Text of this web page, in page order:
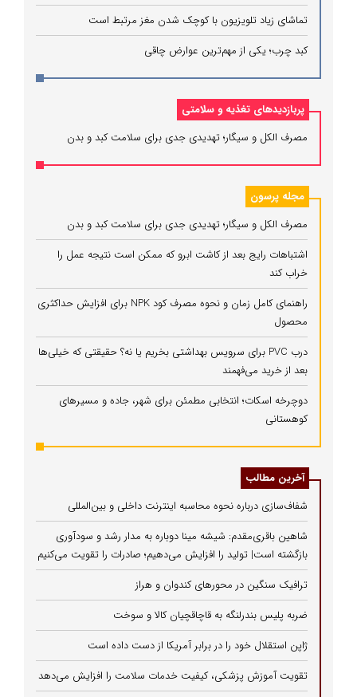
تماشای زیاد تلویزیون با کوچک شدن مغز مرتبط است
کبد چرب؛ یکی از مهم‌ترین عوارض چاقی
پربازدیدهای تغذیه و سلامتی
مصرف الکل و سیگار؛ تهدیدی جدی برای سلامت کبد و بدن
مجله پرسون
مصرف الکل و سیگار؛ تهدیدی جدی برای سلامت کبد و بدن
اشتباهات رایج بعد از کاشت ابرو که ممکن است نتیجه عمل را
خراب کند
راهنمای کامل زمان و نحوه مصرف کود NPK برای افزایش حداکثری
محصول
درب PVC برای سرویس بهداشتی بخریم یا نه؟ حقیقتی که خیلی‌ها
بعد از خرید می‌فهمند
دوچرخه اسکات؛ انتخابی مطمئن برای شهر، جاده و مسیرهای
کوهستانی
آخرین مطالب
شفاف‌سازی درباره نحوه محاسبه اینترنت داخلی و بین‌المللی
شاهین باقری‌مقدم: شیشه مینا دوباره به مدار رشد و سودآوری
بازگشته است| تولید را افزایش می‌دهیم؛ صادرات را تقویت می‌کنیم
ترافیک سنگین در محورهای کندوان و هراز
ضربه پلیس بندرلنگه به قاچاقچیان کالا و سوخت
ژاپن استقلال خود را در برابر آمریکا از دست داده است
تقویت آموزش پزشکی، کیفیت خدمات سلامت را افزایش می‌دهد